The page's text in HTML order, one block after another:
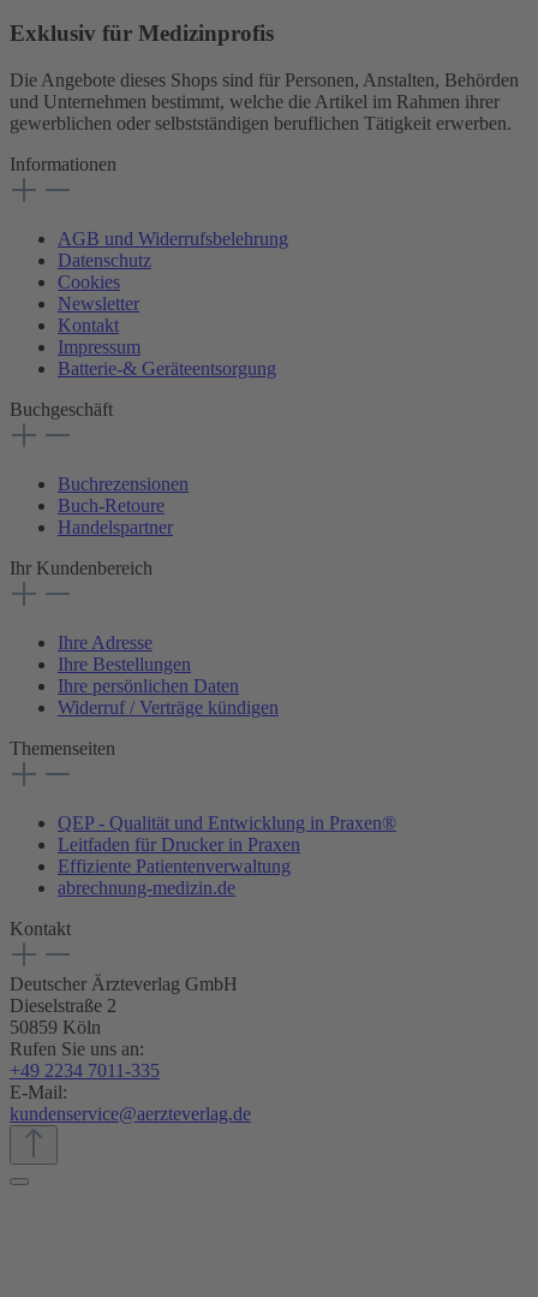
Exklusiv für Medizinprofis
Die Angebote dieses Shops sind für Personen, Anstalten, Behörden
und Unternehmen bestimmt, welche die Artikel im Rahmen ihrer
gewerblichen oder selbstständigen beruflichen Tätigkeit erwerben.
Informationen
AGB und Widerrufsbelehrung
Datenschutz
Cookies
Newsletter
Kontakt
Impressum
Batterie-& Geräteentsorgung
Buchgeschäft
Buchrezensionen
Buch-Retoure
Handelspartner
Ihr Kundenbereich
Ihre Adresse
Ihre Bestellungen
Ihre persönlichen Daten
Widerruf / Verträge kündigen
Themenseiten
QEP - Qualität und Entwicklung in Praxen®
Leitfaden für Drucker in Praxen
Effiziente Patientenverwaltung
abrechnung-medizin.de
Kontakt
Deutscher Ärzteverlag GmbH
Dieselstraße 2
50859 Köln
Rufen Sie uns an:
+49 2234 7011-335
E-Mail:
kundenservice@aerzteverlag.de